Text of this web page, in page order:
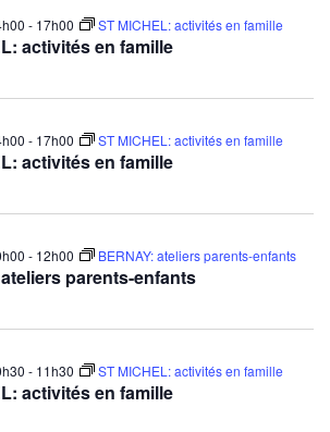
activités en famille
- 17h00 ST MICHEL: activités en famille
activités en famille
- 17h00 ST MICHEL: activités en famille
parents-enfants
- 12h00 BERNAY: ateliers parents-enfants
activités en famille
- 11h30 ST MICHEL: activités en famille